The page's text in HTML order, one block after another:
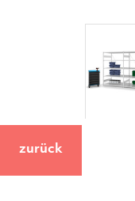
zurück